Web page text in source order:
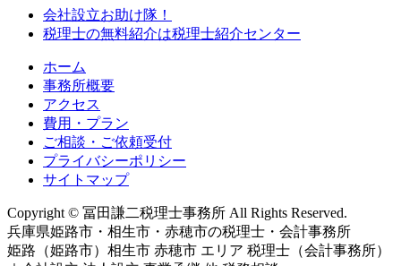
会社設立お助け隊！
税理士の無料紹介は税理士紹介センター
ホーム
事務所概要
アクセス
費用・プラン
ご相談・ご依頼受付
プライバシーポリシー
サイトマップ
Copyright © 冨田謙二税理士事務所 All Rights Reserved.
兵庫県姫路市・相生市・赤穂市の税理士・会計事務所
姫路（姫路市）相生市 赤穂市 エリア 税理士（会計事務所）